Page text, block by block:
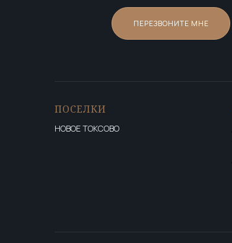
ПЕРЕЗВОНИТЕ МНЕ
ПОСЕЛКИ
НОВОЕ ТОКСОВО